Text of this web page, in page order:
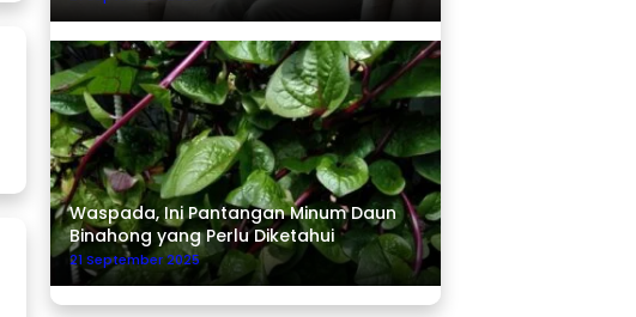
Waspada, Ini Pantangan Minum Daun
Binahong yang Perlu Diketahui
21 September 2025